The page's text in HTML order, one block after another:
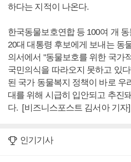
하다는 지적이 나온다.
한국동물보호연합 등 100여 개
20대 대통령 후보에게 보내는 동
의서에서 "동물보호를 위한 국가
국민의식을 따라오지 못하고 있
된 국가 동물복지 정책이 바로 우
대를 위해 시급히 입안되고 추진
다. [비즈니스포스트 김서아 기자]
인기기사